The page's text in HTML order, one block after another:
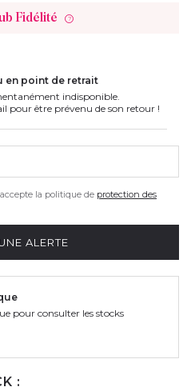
Fidélité ?
en point de retrait
indisponible.
pour être prévenu de son retour !
la politique de protection des
ALERTE
pour consulter les stocks
: